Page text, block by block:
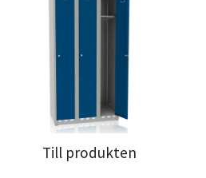
Till produkten